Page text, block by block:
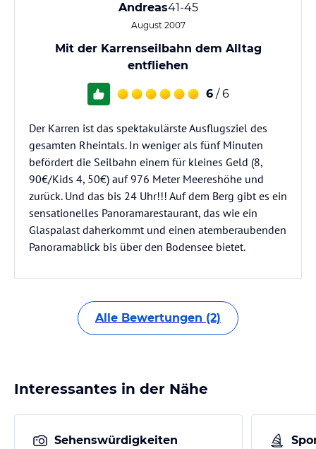
Andreas41-45
August 2007
Mit der Karrenseilbahn dem Alltag
entfliehen
6 / 6
Der Karren ist das spektakulärste Ausflugsziel des
gesamten Rheintals. In weniger als fünf Minuten
befördert die Seilbahn einem für kleines Geld (8,
90€/Kids 4, 50€) auf 976 Meter Meereshöhe und
zurück. Und das bis 24 Uhr!!! Auf dem Berg gibt es ein
sensationelles Panoramarestaurant, das wie ein
Glaspalast daherkommt und einen atemberaubenden
Panoramablick bis über den Bodensee bietet.
Alle Bewertungen (2)
Interessantes in der Nähe
Sehenswürdigkeiten